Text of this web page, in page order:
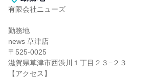
有限会社ニューズ
勤務地
news 草津店
〒525-0025
滋賀県草津市西渋川１丁目２３−２３
【アクセス】